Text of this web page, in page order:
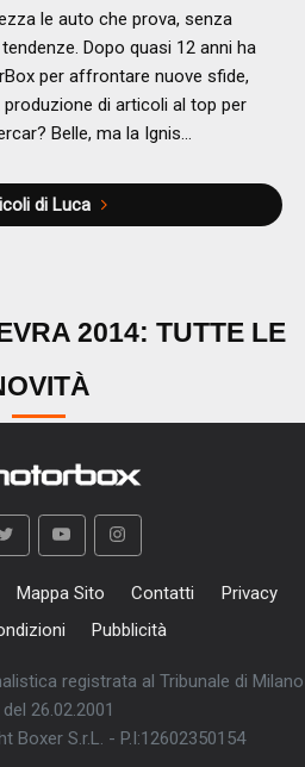
le auto che prova, senza
Dopo quasi 12 anni ha
per affrontare nuove sfide,
di articoli al top per
Belle, ma la Ignis...
di Luca
2014: TUTTE LE
Mappa Sito Contatti
Privacy
Pubblicità
registrata al Tribunale di Milano
26.02.2001
Boxer S.r.L. - P.I:12602350154